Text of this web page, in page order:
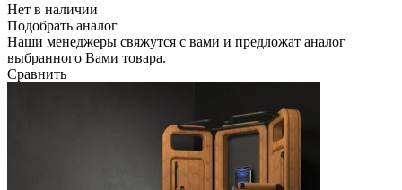
Нет в наличии
Подобрать аналог
Наши менеджеры свяжутся с вами и предложат аналог
выбранного Вами товара.
Сравнить